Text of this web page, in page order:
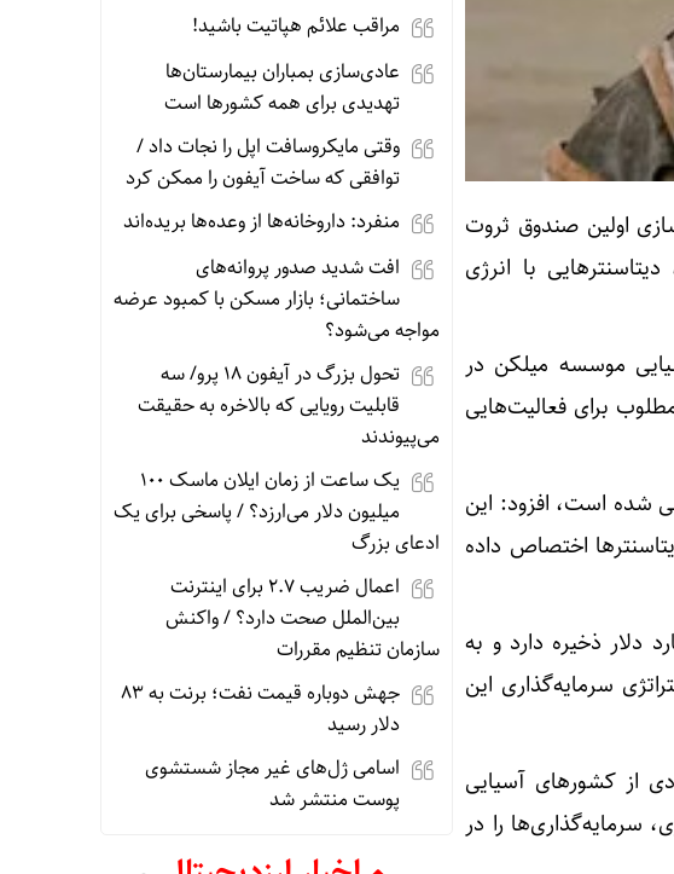
اولین صندوق ثروت
با انرژی
موسسه میلکن در
برای فعالیت‌هایی
شده است، افزود: این
اختصاص داده
چنگیزخان که در آوریل سال گذشته تاسیس شد، ۱.۴ میلیارد دلار ذخیره دارد و به
سرمایه‌گذاری این
از کشورهای آسیایی
سرمایه‌گذاری‌ها را در
مراقب علائم هپاتیت باشید!
عادی‌سازی بمباران بیمارستان‌ها
تهدیدی برای همه کشورها است
وقتی مایکروسافت اپل را نجات داد /
توافقی که ساخت آیفون را ممکن کرد
منفرد: داروخانه‌ها از وعده‌ها بریده‌اند
افت شدید صدور پروانه‌های
ساختمانی؛ بازار مسکن با کمبود عرضه
مواجه می‌شود؟
تحول بزرگ در آیفون ۱۸ پرو/ سه
قابلیت رویایی که بالاخره به حقیقت
می‌پیوندند
یک ساعت از زمان ایلان ماسک ۱۰۰
میلیون دلار می‌ارزد؟ / پاسخی برای یک
ادعای بزرگ
اعمال ضریب ۲.۷ برای اینترنت
بین‌الملل صحت دارد؟ / واکنش
سازمان تنظیم مقررات
جهش دوباره قیمت نفت؛ برنت به ۸۳
دلار رسید
اسامی ژل‌های غیر مجاز شستشوی
پوست منتشر شد